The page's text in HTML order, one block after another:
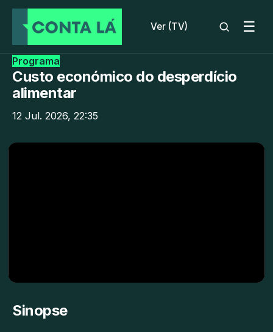
Ver (TV) ☰
Programa
Custo económico do desperdício
alimentar
12 Jul. 2026, 22:35
Sinopse